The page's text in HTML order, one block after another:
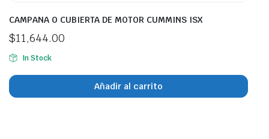
CAMPANA O CUBIERTA DE MOTOR CUMMINS ISX
$11,644.00
In Stock
Añadir al carrito